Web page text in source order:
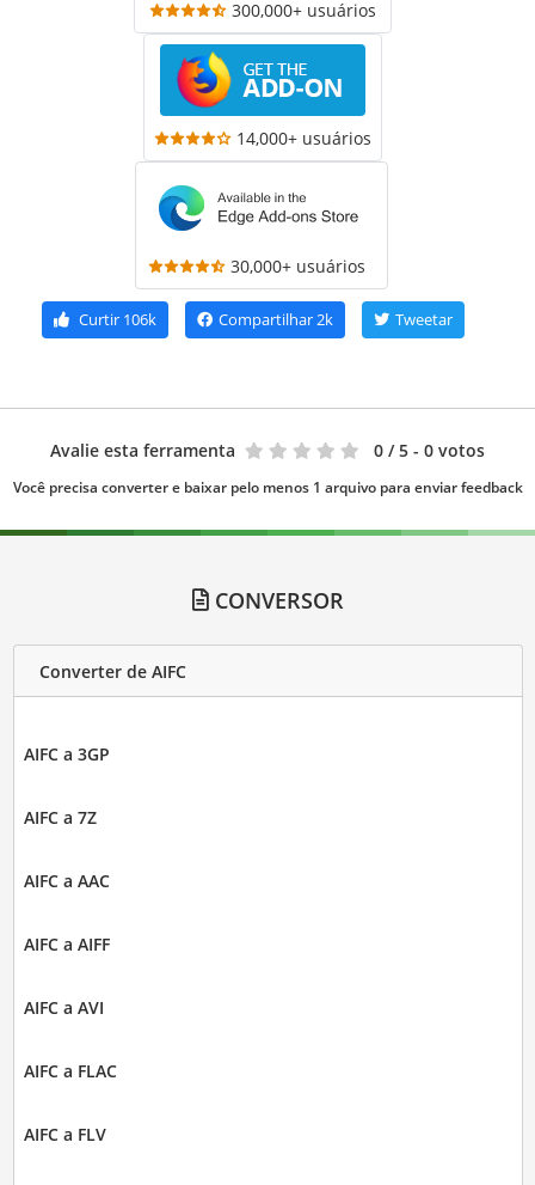
300,000+ usuários
14,000+ usuários
30,000+ usuários
Curtir 106k Compartilhar2k Tweetar
Avalie esta ferramenta 0 / 5 - 0 votos
Você precisa converter e baixar pelo menos 1 arquivo para enviar feedback
CONVERSOR
Converter de AIFC
AIFC a 3GP
AIFC a 7Z
AIFC a AAC
AIFC a AIFF
AIFC a AVI
AIFC a FLAC
AIFC a FLV